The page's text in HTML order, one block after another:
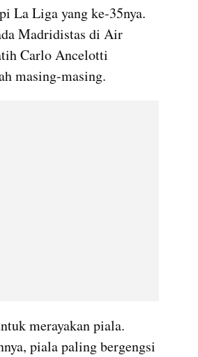
La Liga yang ke-35nya.
Madridistas di Air
Carlo Ancelotti
masing-masing.
merayakan piala.
piala paling bergengsi